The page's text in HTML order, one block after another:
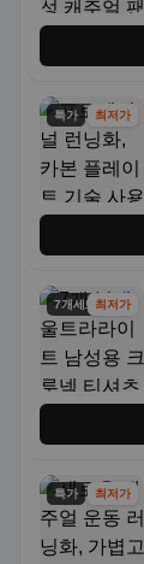
특가 최저가
7개세트최저가
특가 최저가